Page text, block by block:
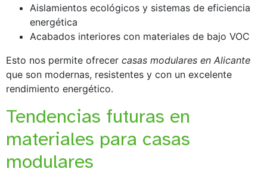
Aislamientos ecológicos y sistemas de eficiencia
energética
Acabados interiores con materiales de bajo VOC
Esto nos permite ofrecer casas modulares en Alicante
que son modernas, resistentes y con un excelente
rendimiento energético.
Tendencias futuras en
materiales para casas
modulares